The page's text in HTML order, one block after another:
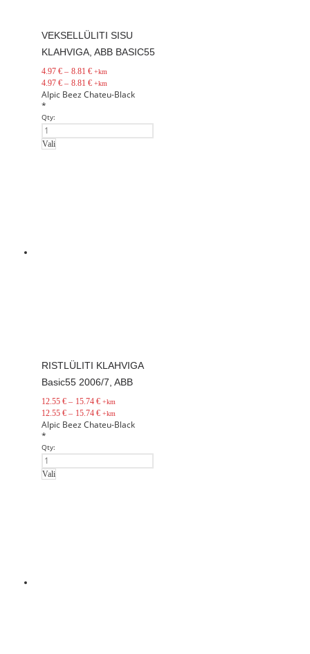
VEKSELLÜLITI SISU
KLAHVIGA, ABB BASIC55
4.97€ – 8.81 € +km
4.97€ – 8.81 € +km
Alpic Beez Chateu-Black
*
Qty:
Vali
RISTLÜLITI KLAHVIGA
Basic55 2006/7, ABB
12.55€ – 15.74 € +km
12.55€ – 15.74 € +km
Alpic Beez Chateu-Black
*
Qty:
Vali